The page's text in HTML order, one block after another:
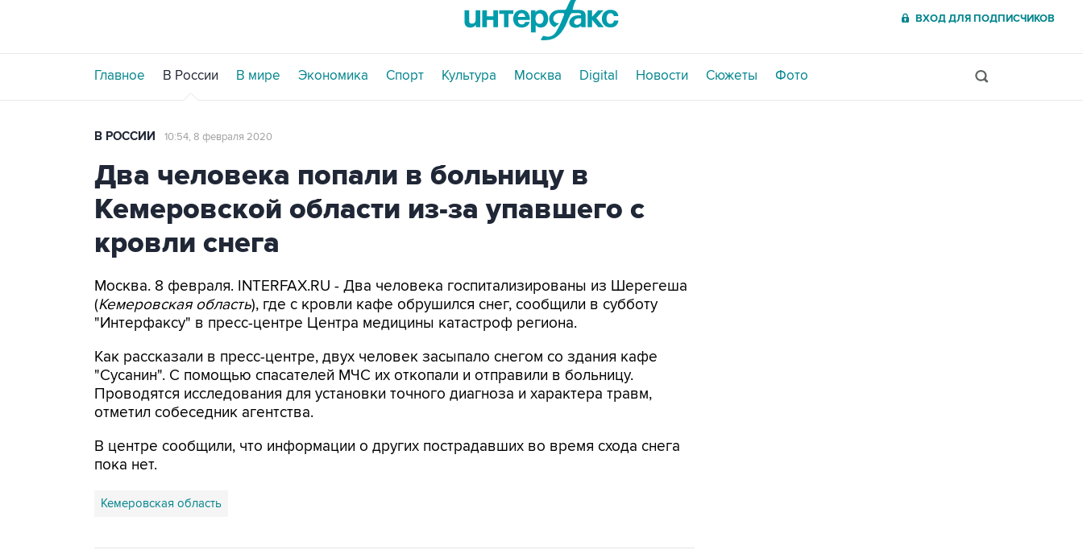
ВХОД ДЛЯ ПОДПИСЧИКОВ
Главное В России В мире Экономика Спорт Культура Москва Digital Новости Сюжеты Фото
В РОССИИ 10:54, 8 февраля 2020
Два человека попали в больницу в
Кемеровской области из-за упавшего с
кровли снега
Москва. 8 февраля. INTERFAX.RU - Два человека госпитализированы из Шерегеша
(Кемеровская область), где с кровли кафе обрушился снег, сообщили в субботу
"Интерфаксу" в пресс-центре Центра медицины катастроф региона.
Как рассказали в пресс-центре, двух человек засыпало снегом со здания кафе
"Сусанин". С помощью спасателей МЧС их откопали и отправили в больницу.
Проводятся исследования для установки точного диагноза и характера травм,
отметил собеседник агентства.
В центре сообщили, что информации о других пострадавших во время схода снега
пока нет.
Кемеровская область